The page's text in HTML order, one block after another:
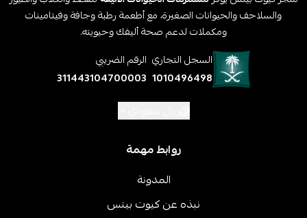
والسلاحف والحيوانات الصغيرة، مع أطعمة رطبة وجافة وفيتامينات
ومكملات لدعم صحة أليفك وحيويته.
السجل التجاري
1010496498
الرقم الضريبي
311443104700003
روابط مهمة
المدونة
نبذه عن كيوت بيتس